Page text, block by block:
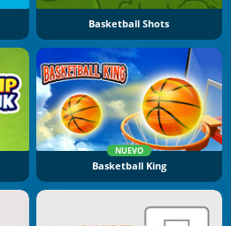
Basketball Shots
NUEVO
Basketball King